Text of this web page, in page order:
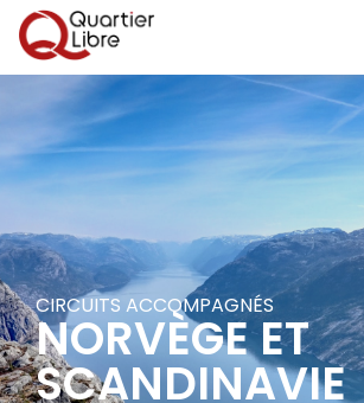
CIRCUITS ACCOMPAGNÉS
NORVÈGE ET
SCANDINAVIE